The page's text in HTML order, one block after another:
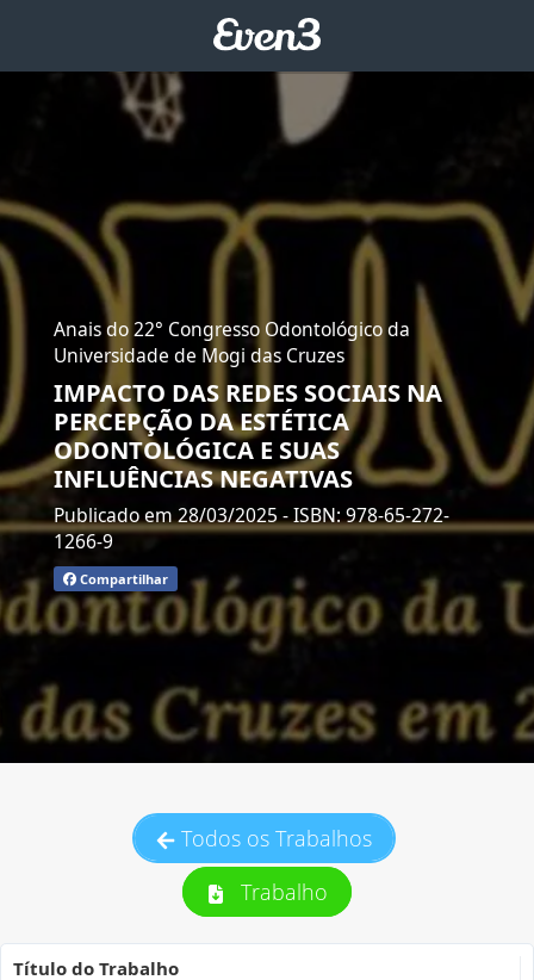
Anais do 22° Congresso Odontológico da
Universidade de Mogi das Cruzes
IMPACTO DAS REDES SOCIAIS NA
PERCEPÇÃO DA ESTÉTICA
ODONTOLÓGICA E SUAS
INFLUÊNCIAS NEGATIVAS
Publicado em 28/03/2025- ISBN: 978-65-272-
1266-9
Compartilhar
Todos os Trabalhos
Trabalho
Título do Trabalho